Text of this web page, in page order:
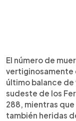
El número de
vertiginosamente
último balance
sudeste de los
288, mientras
también heridas